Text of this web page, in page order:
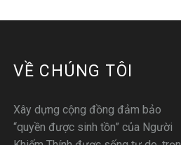
VỀ CHÚNG TÔI
Xây dựng cộng đồng đảm bảo
“quyền được sinh tồn” của Người